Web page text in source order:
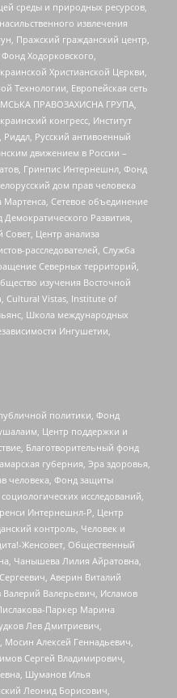
среды и природных ресурсов,
извлечения
Пражский гражданский центр,
Ходорковского,
Христианской Церкви,
Технологии, Европейская сеть
ПРАВОЗАХИСНА ГРУПА,
конгресс, Институт
Русский антивоенный
движением в России –
Гринпис Интернешнл, Фонд
дом прав человека
Сетевое объединение
Развития,
Центр анализа
расследователей, Служба
Северных территорий,
изучения Восточной
Cultural Vistas, Institute of
Школа международных
Ингушетии,
политики, Фонд
Центр поддержки и
Благотворительный фонд
губерния, Эра здоровья,
человека, Фонд защиты
исследований,
Интернешнл-Р, Центр
контроль, Человек и
Женсовет, Общественный
Чанышева Лилия Айратовна,
Аверин Виталий
Валерьевич, Исламов
Паркер Марина
Лев Дмитриевич,
Алексей Геннадьевич,
Сергей Владимирович,
Шуманов Илья
Леонид Борисович,